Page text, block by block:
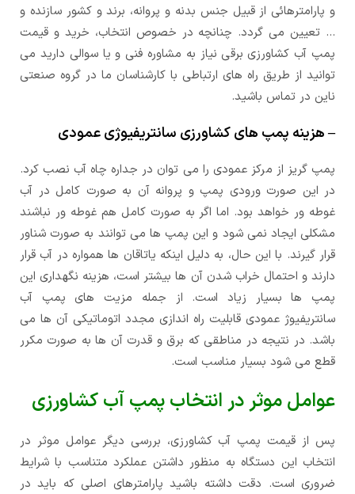
و پارامترهائی از قبیل جنس بدنه و پروانه، برند و کشور سازنده و
… تعیین می گردد. چنانچه در خصوص انتخاب، خرید و قیمت
پمپ آب کشاورزی برقی نیاز به مشاوره فنی و یا سوالی دارید می
توانید از طریق راه های ارتباطی با کارشناسان ما در گروه صنعتی
ناین در تماس باشید.
– هزینه پمپ های کشاورزی سانتریفیوژی عمودی
پمپ گریز از مرکز عمودی را می توان در جداره چاه آب نصب کرد.
در این صورت ورودی پمپ و پروانه آن به صورت کامل در آب
غوطه ور خواهد بود. اما اگر به صورت کامل هم غوطه ور نباشند
مشکلی ایجاد نمی شود و این پمپ ها می توانند به صورت شناور
قرار گیرند. با این حال، به دلیل اینکه یاتاقان ها همواره در آب قرار
دارند و احتمال خراب شدن آن ها بیشتر است، هزینه نگهداری این
پمپ ها بسیار زیاد است. از جمله مزیت های پمپ آب
سانتریفیوژ عمودی قابلیت راه اندازی مجدد اتوماتیکی آن ها می
باشد. در نتیجه در مناطقی که برق و قدرت آن ها به صورت مکرر
قطع می شود بسیار مناسب است.
عوامل موثر در انتخاب پمپ آب کشاورزی
پس از قیمت پمپ آب کشاورزی، بررسی دیگر عوامل موثر در
انتخاب این دستگاه به منظور داشتن عملکرد متناسب با شرایط
ضروری است. دقت داشته باشید پارامترهای اصلی که باید در